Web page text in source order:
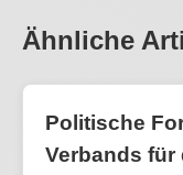
Ähnliche
Politische
Verbands für